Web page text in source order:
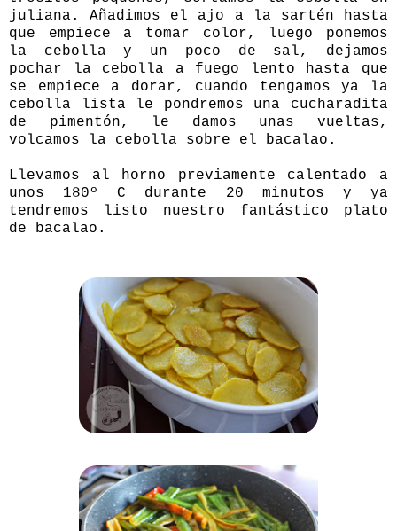
juliana. Añadimos el ajo a la sartén hasta
que empiece a tomar color, luego ponemos
la cebolla y un poco de sal, dejamos
pochar la cebolla a fuego lento hasta que
se empiece a dorar, cuando tengamos ya la
cebolla lista le pondremos una cucharadita
de pimentón, le damos unas vueltas,
volcamos la cebolla sobre el bacalao.
Llevamos al horno previamente calentado a
unos 180º C durante 20 minutos y ya
tendremos listo nuestro fantástico plato
de bacalao.